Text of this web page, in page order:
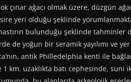
çınar ağacı olmak üzere, düzgün
yeri olduğu şeklinde
bulunduğu şeklinde tahminler
de yoğun bir seramik yayılımı ve
antik Philledelphia kenti ile
km. uzaklıkta batı cephesinde,